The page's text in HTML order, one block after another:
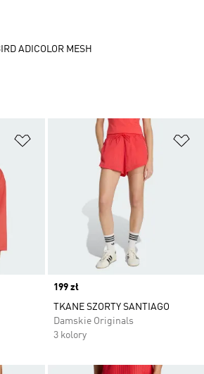
Dodaj do listy życzeń
Price
199 zł
TKANE SZORTY SANTIAGO
Damskie Originals
3 kolory
ADICOLOR MESH